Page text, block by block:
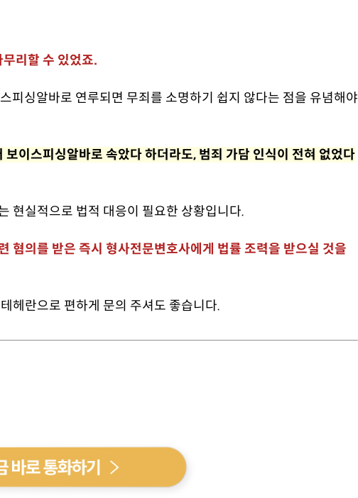
리할 수 있었죠.
피싱알바로 연루되면 무죄를 소명하기 쉽지 않다는 점을 유념해야
이스피싱알바로 속았다 하더라도, 범죄 가담 인식이 전혀 없었다
현실적으로 법적 대응이 필요한 상황입니다.
혐의를 받은 즉시 형사전문변호사에게 법률 조력을 받으실 것을
헤란으로 편하게 문의 주셔도 좋습니다.